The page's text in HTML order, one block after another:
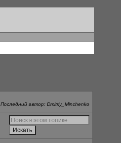
Последний автор: Dmitriy_Minchenko